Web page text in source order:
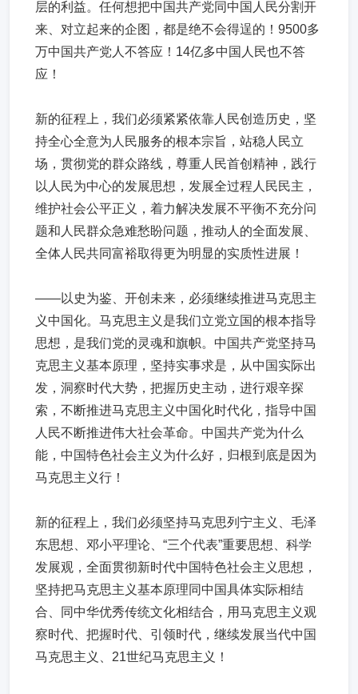
层的利益。任何想把中国共产党同中国人民分割开
来、对立起来的企图，都是绝不会得逞的！9500多
万中国共产党人不答应！14亿多中国人民也不答
应！
新的征程上，我们必须紧紧依靠人民创造历史，坚
持全心全意为人民服务的根本宗旨，站稳人民立
场，贯彻党的群众路线，尊重人民首创精神，践行
以人民为中心的发展思想，发展全过程人民民主，
维护社会公平正义，着力解决发展不平衡不充分问
题和人民群众急难愁盼问题，推动人的全面发展、
全体人民共同富裕取得更为明显的实质性进展！
——以史为鉴、开创未来，必须继续推进马克思主
义中国化。马克思主义是我们立党立国的根本指导
思想，是我们党的灵魂和旗帜。中国共产党坚持马
克思主义基本原理，坚持实事求是，从中国实际出
发，洞察时代大势，把握历史主动，进行艰辛探
索，不断推进马克思主义中国化时代化，指导中国
人民不断推进伟大社会革命。中国共产党为什么
能，中国特色社会主义为什么好，归根到底是因为
马克思主义行！
新的征程上，我们必须坚持马克思列宁主义、毛泽
东思想、邓小平理论、“三个代表”重要思想、科学
发展观，全面贯彻新时代中国特色社会主义思想，
坚持把马克思主义基本原理同中国具体实际相结
合、同中华优秀传统文化相结合，用马克思主义观
察时代、把握时代、引领时代，继续发展当代中国
马克思主义、21世纪马克思主义！